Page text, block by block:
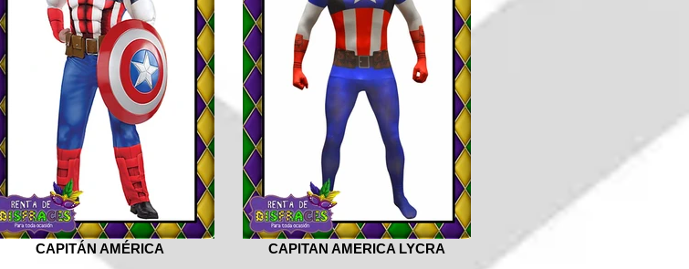
CAPITÁN AMÉRICA CAPITAN AMERICA LYCRA